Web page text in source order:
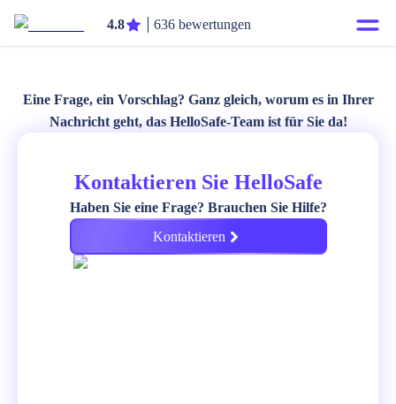
4.8 636 bewertungen
Eine Frage, ein Vorschlag? Ganz gleich, worum es in Ihrer
Nachricht geht, das HelloSafe-Team ist für Sie da!
Kontaktieren Sie HelloSafe
Haben Sie eine Frage? Brauchen Sie Hilfe?
Kontaktieren